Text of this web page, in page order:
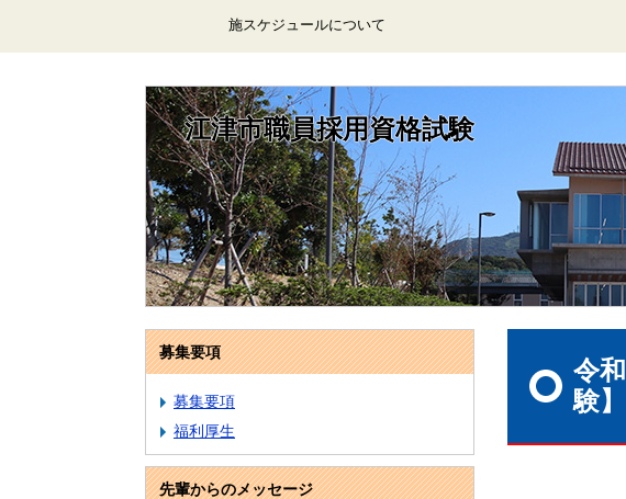
施スケジュールについて
江津市職員採用資格試験
募集要項
募集要項
福利厚生
先輩からのメッセージ
令
験